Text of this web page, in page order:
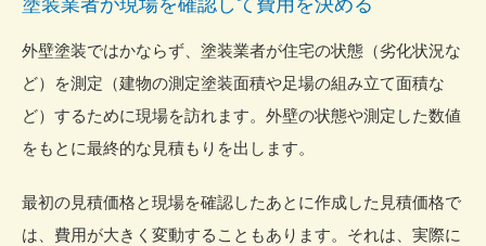
外壁塗装ではかならず、塗装業者が住宅の状態（劣化状況な
ど）を測定 （建物の測定塗装面積や足場の組み立て面積な
ど）するために現場を訪れます。外壁の状態や測定した数値
をもとに最終的な見積もり を出します。
最初の見積価格と現場を確認したあとに作成した見積価格で
は、費用が大きく変動することもあります。それは、実際に